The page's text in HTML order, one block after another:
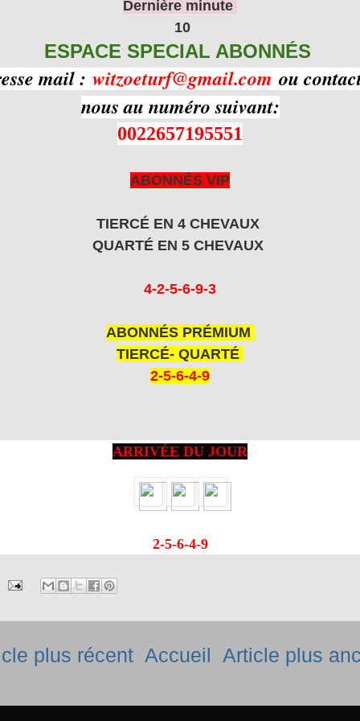
Dernière minute
10
ESPACE SPECIAL ABONNÉS
mail : witzoeturf@gmail.com ou
nous au numéro suivant:
0022657195551
ABONNÉS VIP
TIERCÉ EN 4 CHEVAUX
QUARTÉ EN 5 CHEVAUX
4-2-5-6-9-3
ABONNÉS PRÉMIUM
TIERCÉ- QUARTÉ
2-5-6-4-9
ARRIVÉE DU JOUR
2-5-6-4-9
plus récent Article plus
Accueil